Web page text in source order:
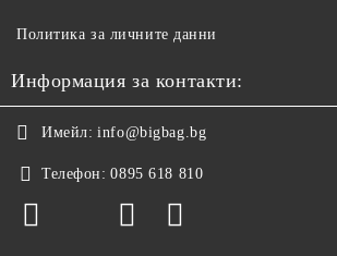
Политика за личните данни
Информация за контакти:
Имейл: info@bigbag.bg
Телефон: 0895 618 810